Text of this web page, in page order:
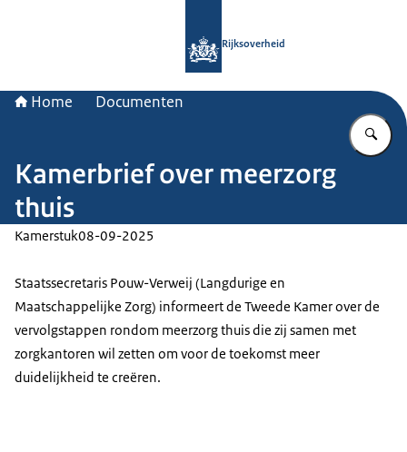
Rijksoverheid
Home Documenten
Kamerbrief over meerzorg
thuis
Kamerstuk08-09-2025
Staatssecretaris Pouw-Verweij (Langdurige en
Maatschappelijke Zorg) informeert de Tweede Kamer over de
vervolgstappen rondom meerzorg thuis die zij samen met
zorgkantoren wil zetten om voor de toekomst meer
duidelijkheid te creëren.